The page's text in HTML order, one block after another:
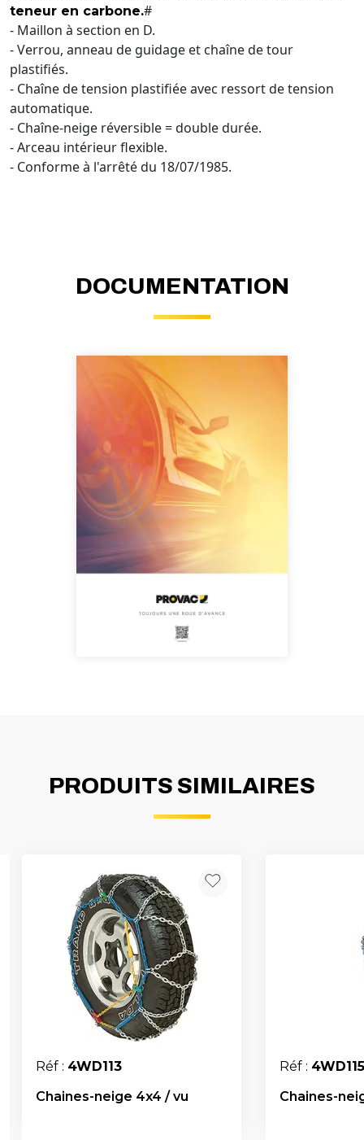
teneur en carbone.#
- Maillon à section en D.
- Verrou, anneau de guidage et chaîne de tour
plastifiés.
- Chaîne de tension plastifiée avec ressort de tension
automatique.
- Chaîne-neige réversible = double durée.
- Arceau intérieur flexible.
- Conforme à l'arrêté du 18/07/1985.
DOCUMENTATION
PRODUITS SIMILAIRES
Réf : 4WD113
Chaines-neige 4x4 / vu
Réf : 4WD115
Chaines-